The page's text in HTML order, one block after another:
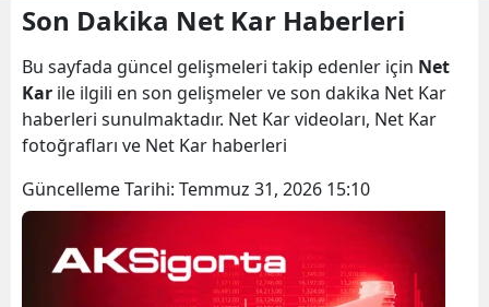
Son Dakika Net Kar Haberleri
Bu sayfada güncel gelişmeleri takip edenler için Net
Kar ile ilgili en son gelişmeler ve son dakika Net Kar
haberleri sunulmaktadır. Net Kar videoları, Net Kar
fotoğrafları ve Net Kar haberleri
Güncelleme Tarihi: Temmuz 31, 2026 15:10